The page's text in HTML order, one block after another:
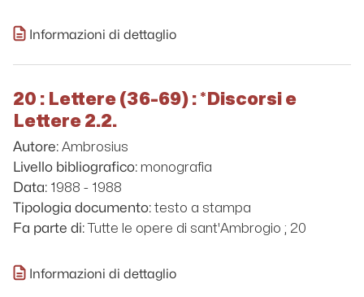
Informazioni di dettaglio
20 : Lettere (36-69) : *Discorsi e
Lettere 2.2.
Autore: Ambrosius
Livello bibliografico: monografia
Data: 1988 - 1988
Tipologia documento: testo a stampa
Fa parte di: Tutte le opere di sant'Ambrogio ; 20
Informazioni di dettaglio